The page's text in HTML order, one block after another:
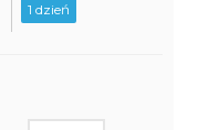
1 dzień